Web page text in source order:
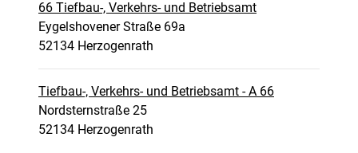
66 Tiefbau-, Verkehrs- und Betriebsamt
Straße:
Eygelshovener Straße Hausnummer:
69a
PLZ:
52134 Ort:
Herzogenrath
Tiefbau-, Verkehrs- und Betriebsamt - A 66
Straße:
Nordsternstraße Hausnummer:
25
PLZ:
52134 Ort:
Herzogenrath